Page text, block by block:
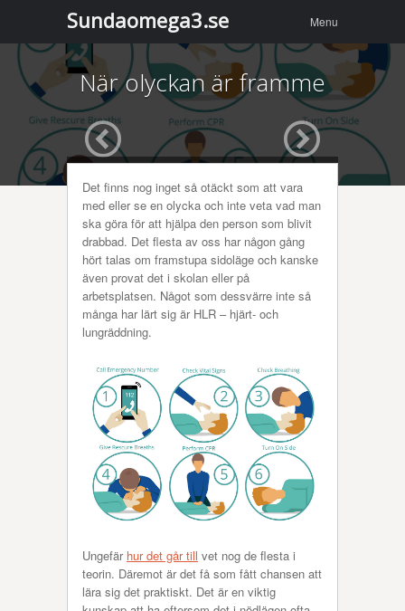
Sundaomega3.se
content
Menu
När olyckan är framme
Det finns nog inget så otäckt som att vara
med eller se en olycka och inte veta vad man
ska göra för att hjälpa den person som blivit
drabbad. Det flesta av oss har någon gång
hört talas om framstupa sidoläge och kanske
även provat det i skolan eller på
arbetsplatsen. Något som dessvärre inte så
många har lärt sig är HLR – hjärt- och
lungräddning.
Ungefär hur det går till vet nog de flesta i
teorin. Däremot är det få som fått chansen att
lära sig det praktiskt. Det är en viktig